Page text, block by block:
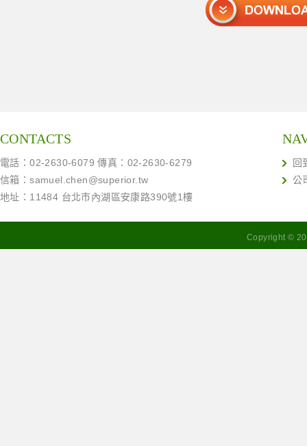
CONTACTS
電話：02-2630-6079 傳真：02-2630-6279
信箱：samuel.chen@superior.tw
地址：11484 台北市內湖區安康路390號1樓
回
公
Copyright ©